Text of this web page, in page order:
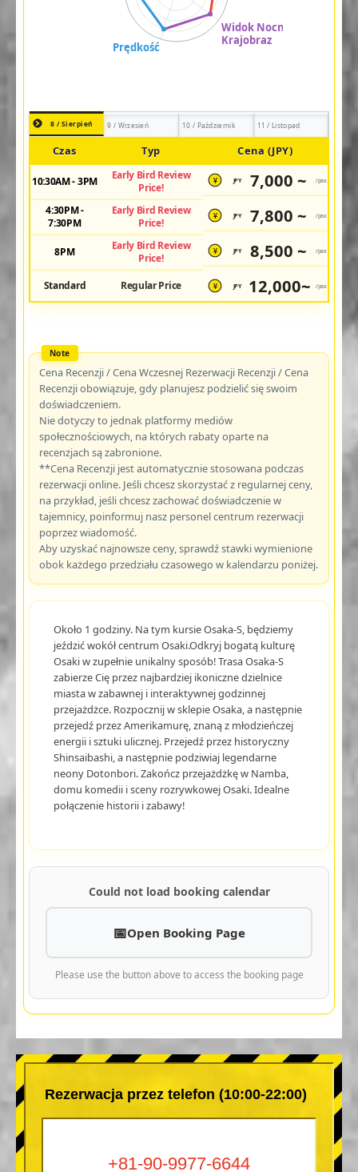
8 / Sierpień 9 / Wrzesień 10 / Październik 11 / Listopad
Czas Typ Cena (JPY)
10:30AM - 3PM
Early Bird Review
Price!
¥ JPY 7,000 ~ /pax
4:30PM -
7:30PM
Early Bird Review
Price!
¥ JPY 7,800 ~ /pax
8PM
Early Bird Review
Price!
¥ JPY 8,500 ~ /pax
Standard Regular Price ¥ JPY 12,000~ /pax
Cena Recenzji / Cena Wczesnej Rezerwacji Recenzji / Cena
Recenzji obowiązuje, gdy planujesz podzielić się swoim
doświadczeniem.
Nie dotyczy to jednak platformy mediów
społecznościowych, na których rabaty oparte na
recenzjach są zabronione.
**Cena Recenzji jest automatycznie stosowana podczas
rezerwacji online. Jeśli chcesz skorzystać z regularnej ceny,
na przykład, jeśli chcesz zachować doświadczenie w
tajemnicy, poinformuj nasz personel centrum rezerwacji
poprzez wiadomość.
Aby uzyskać najnowsze ceny, sprawdź stawki wymienione
obok każdego przedziału czasowego w kalendarzu poniżej.
Około 1 godziny. Na tym kursie Osaka-S, będziemy
jeździć wokół centrum Osaki.Odkryj bogatą kulturę
Osaki w zupełnie unikalny sposób! Trasa Osaka-S
zabierze Cię przez najbardziej ikoniczne dzielnice
miasta w zabawnej i interaktywnej godzinnej
przejażdżce. Rozpocznij w sklepie Osaka, a następnie
przejedź przez Amerikamurę, znaną z młodzieńczej
energii i sztuki ulicznej. Przejedź przez historyczny
Shinsaibashi, a następnie podziwiaj legendarne
neony Dotonbori. Zakończ przejażdżkę w Namba,
domu komedii i sceny rozrywkowej Osaki. Idealne
połączenie historii i zabawy!
Could not load booking calendar
Open Booking Page
Please use the button above to access the booking page
Rezerwacja przez telefon (10:00-22:00)
+81-90-9977-6644